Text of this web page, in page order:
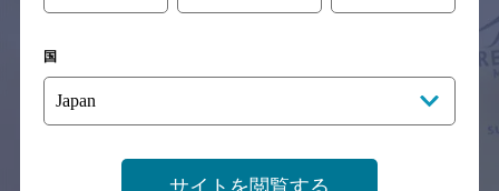
サイトマップ 利用規約
念のためお店にご確認の上ご来店くださいますようお願い申し上げま
国
サイトを閲覧する